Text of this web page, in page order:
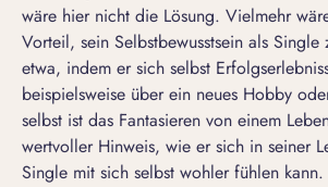
wäre hier nicht die Lösung. Vielmehr
Vorteil, sein Selbstbewusstsein als Single
etwa, indem er sich selbst
beispielsweise über ein neues Hobby
selbst ist das Fantasieren von einem
wertvoller Hinweis, wie er sich in seiner
Single mit sich selbst wohler fühlen kann.